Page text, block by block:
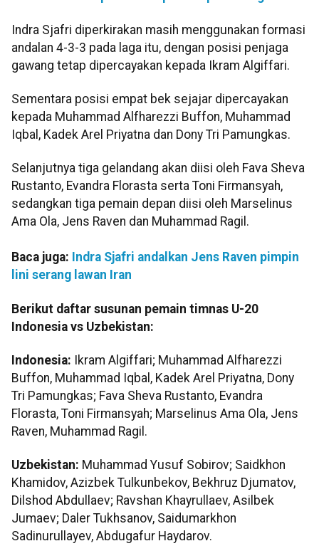
Indra Sjafri diperkirakan masih menggunakan formasi
andalan 4-3-3 pada laga itu, dengan posisi penjaga
gawang tetap dipercayakan kepada Ikram Algiffari.
Sementara posisi empat bek sejajar dipercayakan
kepada Muhammad Alfharezzi Buffon, Muhammad
Iqbal, Kadek Arel Priyatna dan Dony Tri Pamungkas.
Selanjutnya tiga gelandang akan diisi oleh Fava Sheva
Rustanto, Evandra Florasta serta Toni Firmansyah,
sedangkan tiga pemain depan diisi oleh Marselinus
Ama Ola, Jens Raven dan Muhammad Ragil.
Baca juga: Indra Sjafri andalkan Jens Raven pimpin
lini serang lawan Iran
Berikut daftar susunan pemain timnas U-20
Indonesia vs Uzbekistan:
Indonesia: Ikram Algiffari; Muhammad Alfharezzi
Buffon, Muhammad Iqbal, Kadek Arel Priyatna, Dony
Tri Pamungkas; Fava Sheva Rustanto, Evandra
Florasta, Toni Firmansyah; Marselinus Ama Ola, Jens
Raven, Muhammad Ragil.
Uzbekistan: Muhammad Yusuf Sobirov; Saidkhon
Khamidov, Azizbek Tulkunbekov, Bekhruz Djumatov,
Dilshod Abdullaev; Ravshan Khayrullaev, Asilbek
Jumaev; Daler Tukhsanov, Saidumarkhon
Sadinurullayev, Abdugafur Haydarov.